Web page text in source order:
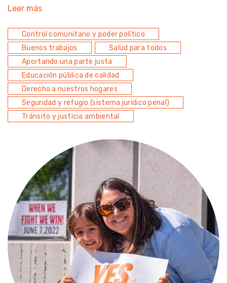
Leer más
Control comunitario y poder político
Buenos trabajos
Salud para todos
Aportando una parte justa
Educación pública de calidad
Derecho a nuestros hogares
Seguridad y refugio (sistema jurídico penal)
Tránsito y justicia ambiental